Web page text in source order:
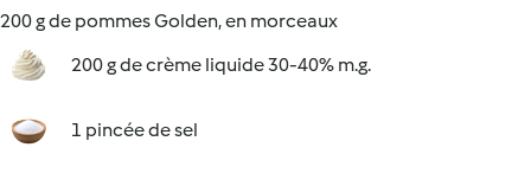
200 g de pommes Golden, en morceaux
200 g de crème liquide 30-40% m.g.
1 pincée de sel